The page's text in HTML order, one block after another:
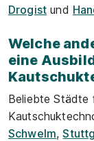
Drogist und
Welche
eine
Beliebte Städte
Schwelm,